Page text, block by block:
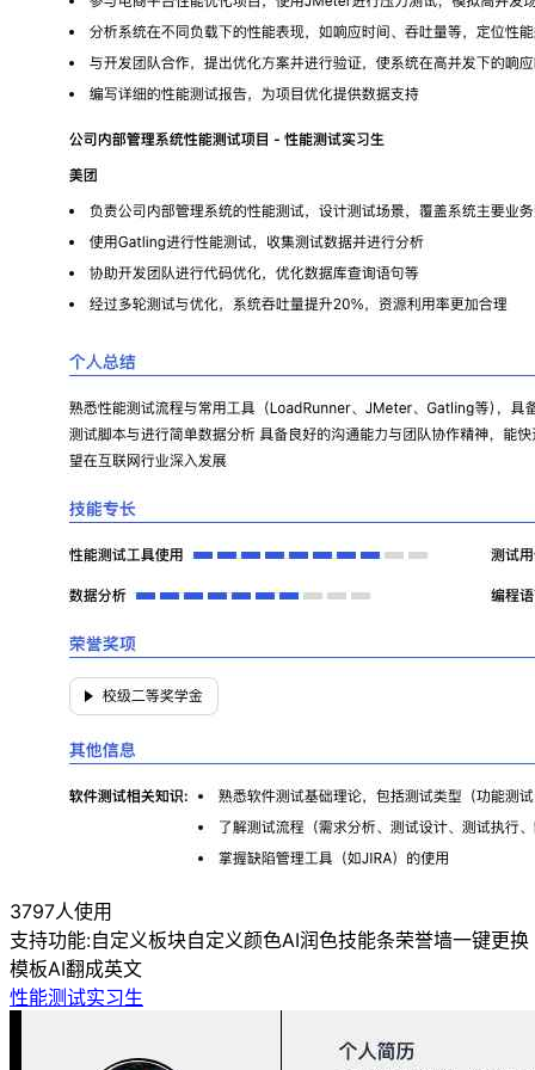
3797人使用
支持功能:自定义板块自定义颜色AI润色技能条荣誉墙一键更换
模板AI翻成英文
性能测试实习生